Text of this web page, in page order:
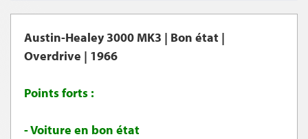
Austin-Healey 3000 MK3 | Bon état |
Overdrive | 1966
Points forts :
- Voiture en bon état